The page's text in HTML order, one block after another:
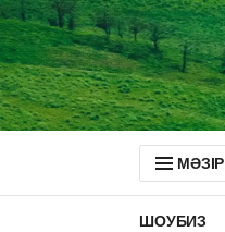
МӘЗІР
ШОУБИЗ